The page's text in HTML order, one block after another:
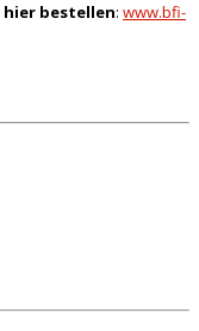
hier bestellen: www.bfi-